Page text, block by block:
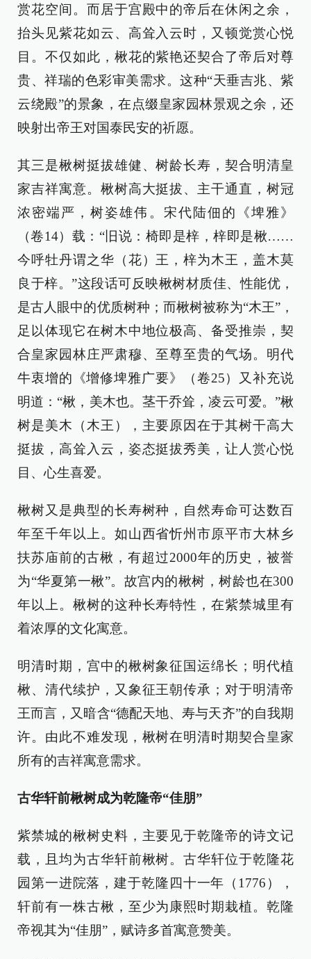
赏花空间。而居于宫殿中的帝后在休闲之余，
抬头见紫花如云、高耸入云时，又顿觉赏心悦
目。不仅如此，楸花的紫艳还契合了帝后对尊
贵、祥瑞的色彩审美需求。这种“天垂吉兆、紫
云绕殿”的景象，在点缀皇家园林景观之余，还
映射出帝王对国泰民安的祈愿。
其三是楸树挺拔雄健、树龄长寿，契合明清皇
家吉祥寓意。楸树高大挺拔、主干通直，树冠
浓密端严，树姿雄伟。宋代陆佃的《埤雅》
（卷14）载：“旧说：椅即是梓，梓即是楸……
今呼牡丹谓之华（花）王，梓为木王，盖木莫
良于梓。”这段话可反映楸树材质佳、性能优，
是古人眼中的优质树种；而楸树被称为“木王”，
足以体现它在树木中地位极高、备受推崇，契
合皇家园林庄严肃穆、至尊至贵的气场。明代
牛衷增的《增修埤雅广要》（卷25）又补充说
明道：“楸，美木也。茎干乔耸，凌云可爱。”楸
树是美木（木王），主要原因在于其树干高大
挺拔，高耸入云，姿态挺拔秀美，让人赏心悦
目、心生喜爱。
楸树又是典型的长寿树种，自然寿命可达数百
年至千年以上。如山西省忻州市原平市大林乡
扶苏庙前的古楸，有超过2000年的历史，被誉
为“华夏第一楸”。故宫内的楸树，树龄也在300
年以上。楸树的这种长寿特性，在紫禁城里有
着浓厚的文化寓意。
明清时期，宫中的楸树象征国运绵长；明代植
楸、清代续护，又象征王朝传承；对于明清帝
王而言，又暗含“德配天地、寿与天齐”的自我期
许。由此不难发现，楸树在明清时期契合皇家
所有的吉祥寓意需求。
古华轩前楸树成为乾隆帝“佳朋”
紫禁城的楸树史料，主要见于乾隆帝的诗文记
载，且均为古华轩前楸树。古华轩位于乾隆花
园第一进院落，建于乾隆四十一年（1776），
轩前有一株古楸，至少为康熙时期栽植。乾隆
帝视其为“佳朋”，赋诗多首寓意赞美。